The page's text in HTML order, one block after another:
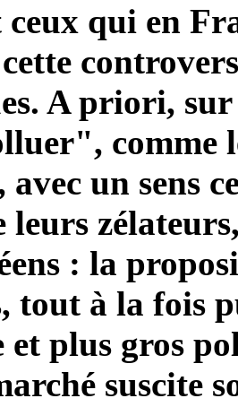
ceux qui en
A priori,
comme
avec un sens
leurs
: la
tout à la fois
et plus gros
suscite